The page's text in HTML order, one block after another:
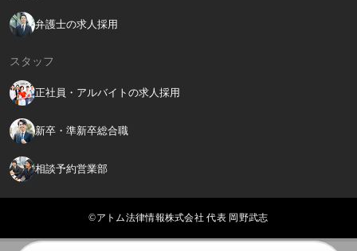
弁護士の求人採用
スタッフ
正社員・アルバイトの求人採用
新卒・準新卒総合職
相談予約営業部
©アトム法律情報株式会社 代表 岡野武志